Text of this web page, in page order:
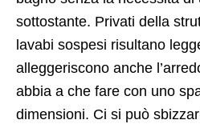
sottostante. Privati della
lavabi sospesi risultano
alleggeriscono anche
abbia a che fare con uno
dimensioni. Ci si può